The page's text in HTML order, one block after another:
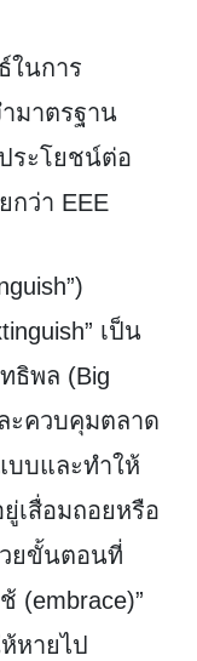
ในการ
มาตรฐาน
ระโยชน์ต่อ
กว่า EEE
เป็น
ธิพล (Big
ะควบคุมตลาด
บบและทำให้
เสื่อมถอยหรือ
ยขั้นตอนที่
(embrace)”
หายไป